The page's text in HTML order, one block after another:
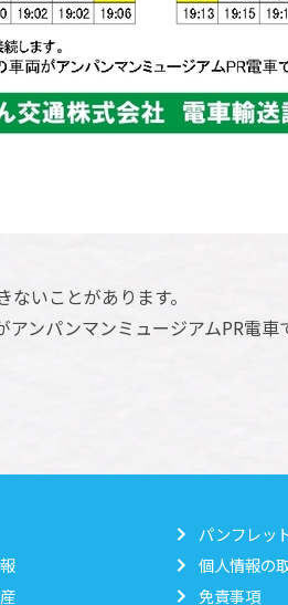
いことがあります。
ンパンマンミュージアムPR電車
パンフレッ
個人情報の
免責事項